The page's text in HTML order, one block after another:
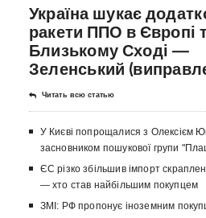
Україна шукає
ракети ППО в Європі
Близькому Сході —
Зеленський
Читать всю статью
У Києві попрощалися з Олексієм
засновником пошукової групи
ЄС різко збільшив імпорт
— хто став найбільшим покупцем
ЗМІ: РФ пропонує іноземним